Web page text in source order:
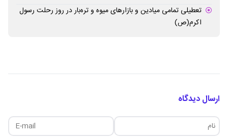
تعطیلی تمامی میادین و بازارهای میوه و تره‌بار در روز رحلت رسول
اکرم(ص)
ارسال دیدگاه